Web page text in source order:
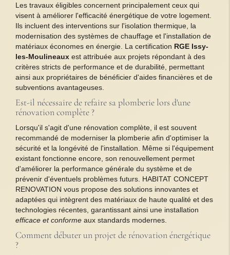
Les travaux éligibles concernent principalement ceux qui
visent à améliorer l'efficacité énergétique de votre logement.
Ils incluent des interventions sur l'isolation thermique, la
modernisation des systèmes de chauffage et l'installation de
matériaux économes en énergie. La certification RGE Issy-
les-Moulineaux est attribuée aux projets répondant à des
critères stricts de performance et de durabilité, permettant
ainsi aux propriétaires de bénéficier d'aides financières et de
subventions avantageuses.
Est-il nécessaire de refaire sa plomberie lors d'une
rénovation complète ?
Lorsqu'il s'agit d'une rénovation complète, il est souvent
recommandé de moderniser la plomberie afin d'optimiser la
sécurité et la longévité de l'installation. Même si l'équipement
existant fonctionne encore, son renouvellement permet
d'améliorer la performance générale du système et de
prévenir d'éventuels problèmes futurs. HABITAT CONCEPT
RENOVATION vous propose des solutions innovantes et
adaptées qui intègrent des matériaux de haute qualité et des
technologies récentes, garantissant ainsi une installation
efficace et conforme aux standards modernes.
Comment débuter un projet de rénovation énergétique
?